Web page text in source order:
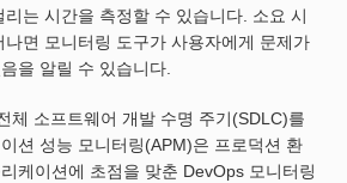
는 시간을 측정할 수 있습니다. 소요 시
면 모니터링 도구가 사용자에게 문제가
을 알릴 수 있습니다.
체 소프트웨어 개발 수명 주기(SDLC)를
션 성능 모니터링(APM)은 프로덕션 환
케이션에 초점을 맞춘 DevOps 모니터링